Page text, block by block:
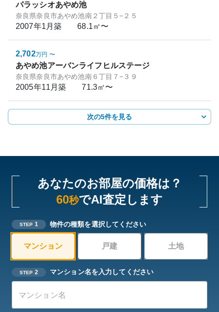
パラッシオあやめ池
奈良県奈良市あやめ池南２丁目５−２５
2007年1月築 68.1㎡〜
2,702万円 〜
あやめ池アーバンライフヒルステージ
奈良県奈良市あやめ池南６丁目７−３９
2005年11月築 71.3㎡〜
次の5件を見る
あなたのお部屋の価格は？
60秒でAI査定します
STEP 1 物件の種類を選択してください
マンション 戸建 土地
STEP 2 マンション名を入力してください